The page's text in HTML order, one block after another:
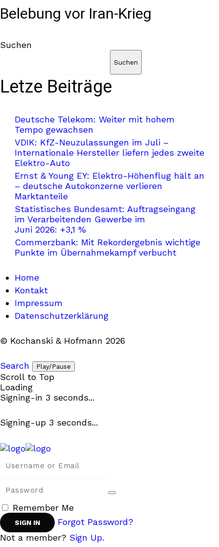
Belebung vor Iran-Krieg
Suchen
Suchen
Letze Beiträge
Deutsche Telekom: Weiter mit hohem
Tempo gewachsen
VDIK: KfZ-Neuzulassungen im Juli –
Internationale Hersteller liefern jedes zweite
Elektro-Auto
Ernst & Young EY: Elektro-Höhenflug hält an
– deutsche Autokonzerne verlieren
Marktanteile
Statistisches Bundesamt: Auftragseingang
im Verarbeitenden Gewerbe im
Juni 2026: +3,1 %
Commerzbank: Mit Rekordergebnis wichtige
Punkte im Übernahmekampf verbucht
Home
Kontakt
Impressum
Datenschutzerklärung
© Kochanski & Hofmann 2026
Search Play/Pause
Scroll to Top
Loading
Signing-in 3 seconds...
Signing-up 3 seconds...
Remember Me
Forgot Password?
Not a member? Sign Up.